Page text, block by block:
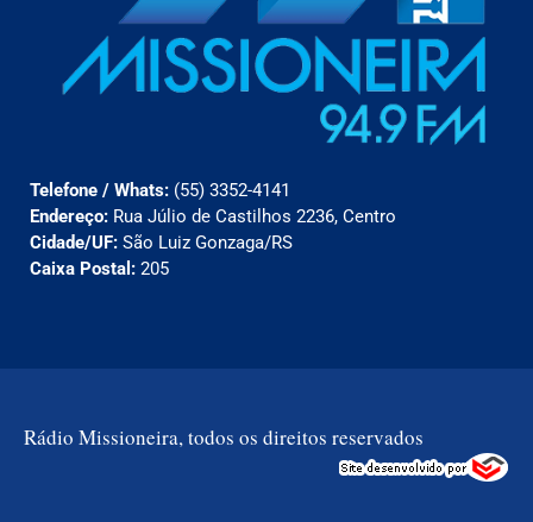
Telefone / Whats: (55) 3352-4141
Endereço: Rua Júlio de Castilhos 2236, Centro
Cidade/UF: São Luiz Gonzaga/RS
Caixa Postal: 205
Rádio Missioneira, todos os direitos reservados